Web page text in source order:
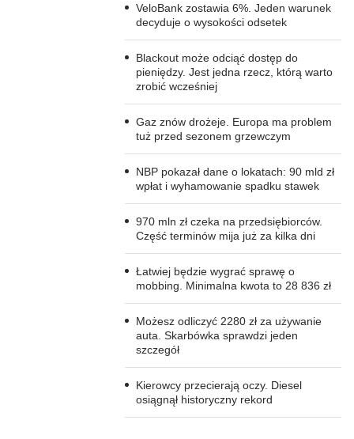
VeloBank zostawia 6%. Jeden warunek
decyduje o wysokości odsetek
Blackout może odciąć dostęp do
pieniędzy. Jest jedna rzecz, którą warto
zrobić wcześniej
Gaz znów drożeje. Europa ma problem
tuż przed sezonem grzewczym
NBP pokazał dane o lokatach: 90 mld zł
wpłat i wyhamowanie spadku stawek
970 mln zł czeka na przedsiębiorców.
Część terminów mija już za kilka dni
Łatwiej będzie wygrać sprawę o
mobbing. Minimalna kwota to 28 836 zł
Możesz odliczyć 2280 zł za używanie
auta. Skarbówka sprawdzi jeden
szczegół
Kierowcy przecierają oczy. Diesel
osiągnął historyczny rekord